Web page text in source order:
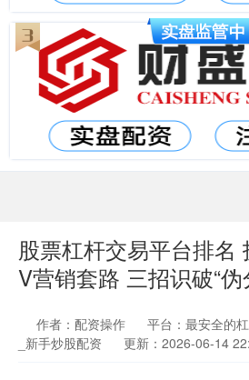
股票杠杆交易平台排名
V营销套路 三招识破“伪
作者：配资操作
平台：最安全的
_新手炒股配资
更新：2026-06-14